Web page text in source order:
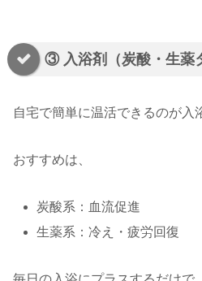
③ 入浴剤（炭酸・生薬
自宅で簡単に温活できるのが入
おすすめは、
炭酸系：血流促進
生薬系：冷え・疲労回復